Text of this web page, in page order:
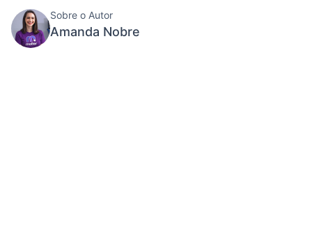
Sobre o Autor
Amanda Nobre